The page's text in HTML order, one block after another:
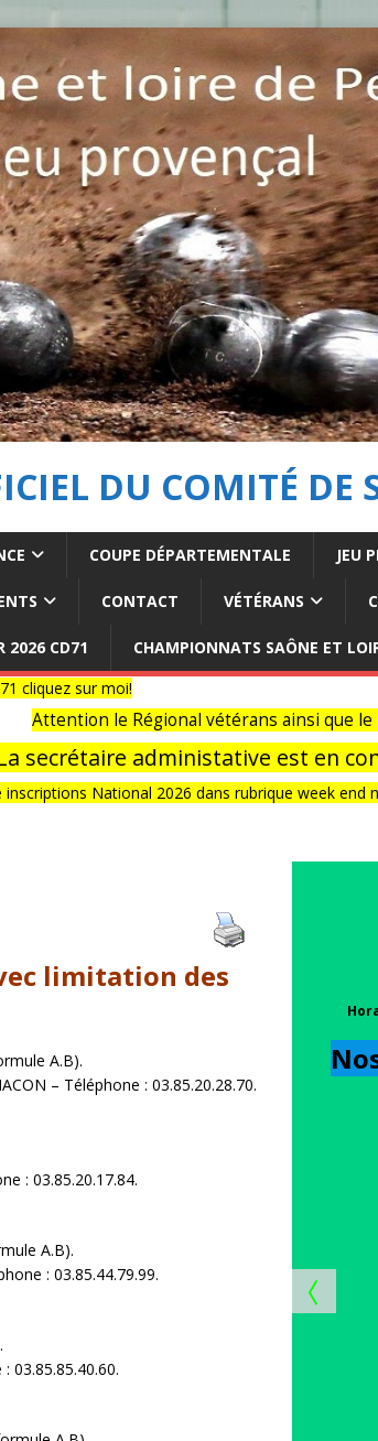
DU COMITÉ DE
COUPE DÉPARTEMENTALE JEU
CONTACT VÉTÉRANS
2026 CD71
CHAMPIONNATS SAÔNE ET
sur moi!
le Régional vétérans ainsi que le
administative est en congés
National 2026 dans rubrique week end national
limitation des
A.B).
– Téléphone : 03.85.20.28.70.
: 03.85.20.17.84.
A.B).
Téléphone : 03.85.44.79.99.
: 03.85.85.40.60.